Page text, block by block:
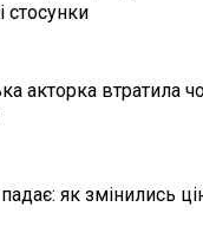
стосунки
акторка втратила
як змінились